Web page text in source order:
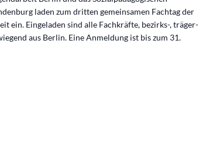
laden zum dritten gemeinsamen Fachtag der
ein. Eingeladen sind alle Fachkräfte, bezirks-, träger-
aus Berlin. Eine Anmeldung ist bis zum 31.